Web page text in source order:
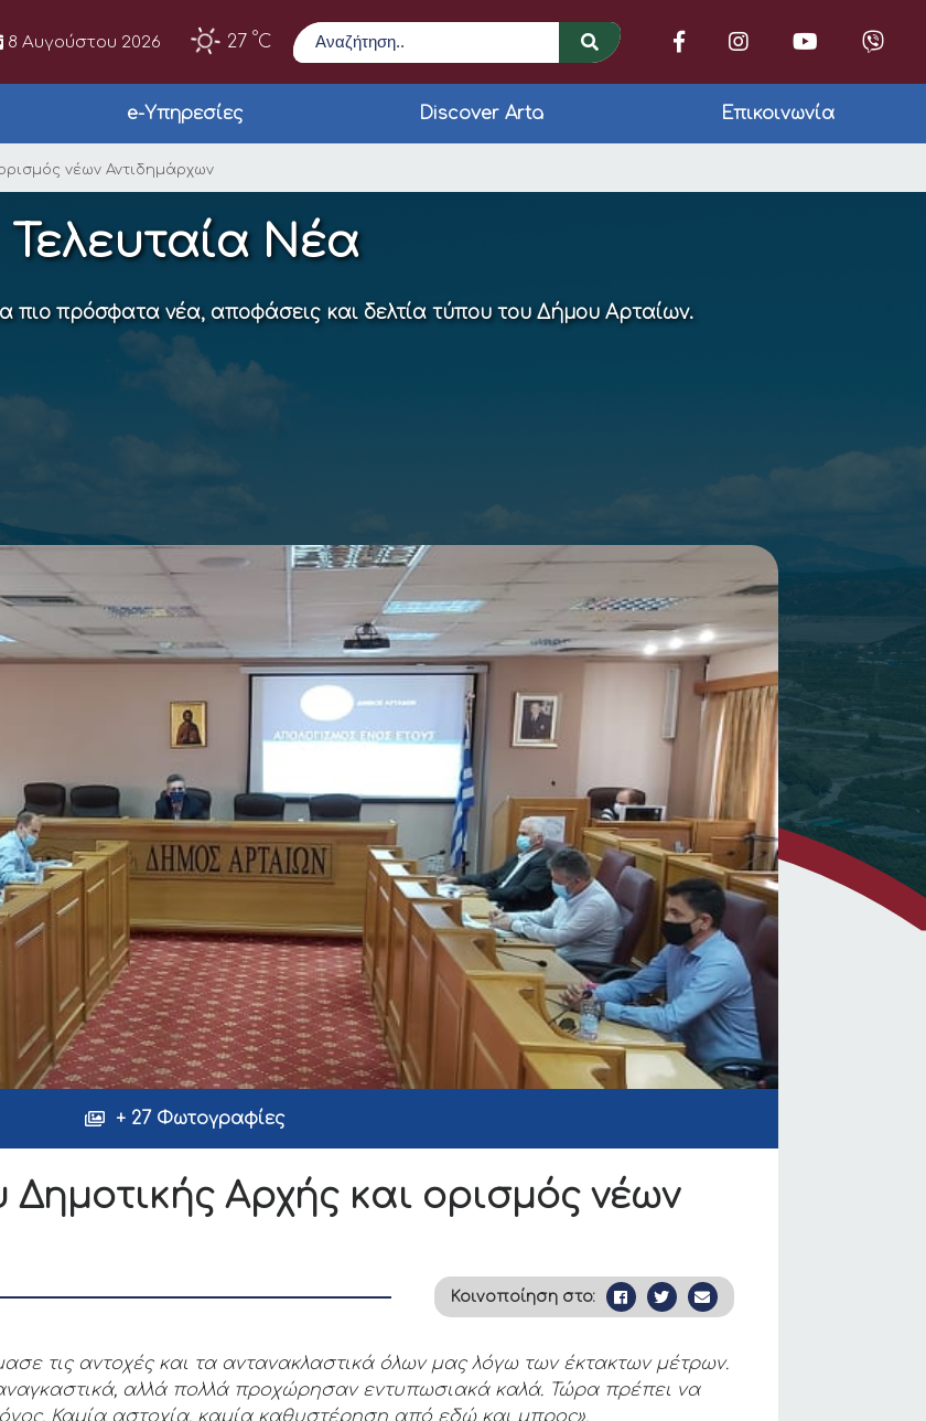
8 Αυγούστου 2026 27 °C
Αναζήτηση
e-Υπηρεσίες Discover Arta Επικοινωνία
Αρχής και ορισμός νέων
νέων Αντιδημάρχων
Τελευταία Νέα
πιο πρόσφατα νέα, αποφάσεις και δελτία τύπου του Δήμου Αρταίων.
+ 27 Φωτογραφίες
Αρχής και ορισμός νέων
Κοινοποίηση στο:
τις αντοχές και τα αντανακλαστικά όλων μας λόγω των έκτακτων μέτρων.
αλλά πολλά προχώρησαν εντυπωσιακά καλά. Τώρα πρέπει να
Καμία αστοχία, καμία καθυστέρηση από εδώ και μπρος».